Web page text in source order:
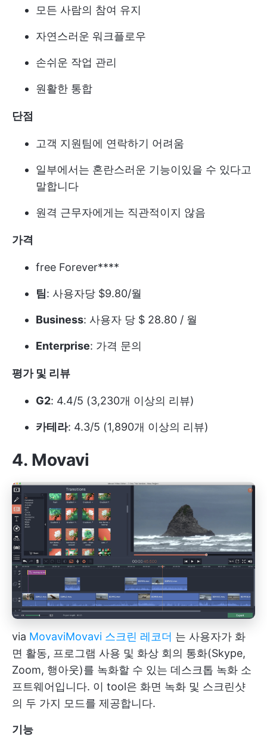
모든 사람의 참여 유지
자연스러운 워크플로우
손쉬운 작업 관리
원활한 통합
단점
고객 지원팀에 연락하기 어려움
일부에서는 혼란스러운 기능이있을 수 있다고
말합니다
원격 근무자에게는 직관적이지 않음
가격
free Forever****
팀: 사용자당 $9.80/월
Business: 사용자 당 $ 28.80 / 월
Enterprise: 가격 문의
평가 및 리뷰
G2: 4.4/5 (3,230개 이상의 리뷰)
카테라: 4.3/5 (1,890개 이상의 리뷰)
4. Movavi
via MovaviMovavi 스크린 레코더 는 사용자가 화
면 활동, 프로그램 사용 및 화상 회의 통화(Skype,
Zoom, 행아웃)를 녹화할 수 있는 데스크톱 녹화 소
프트웨어입니다. 이 tool은 화면 녹화 및 스크린샷
의 두 가지 모드를 제공합니다.
기능